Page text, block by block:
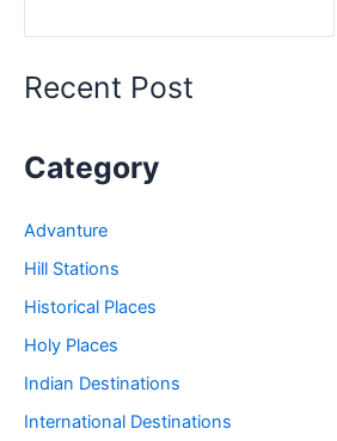
Places
Recent Post
Category
Advanture
Hill Stations
Historical Places
Holy Places
Indian Destinations
International Destinations